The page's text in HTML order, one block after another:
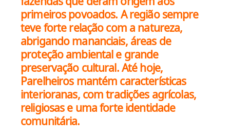
primeiros povoados. A região sempre
teve forte relação com a natureza,
abrigando mananciais, áreas de
proteção ambiental e grande
preservação cultural. Até hoje,
Parelheiros mantém características
interioranas, com tradições agrícolas,
religiosas e uma forte identidade
comunitária.